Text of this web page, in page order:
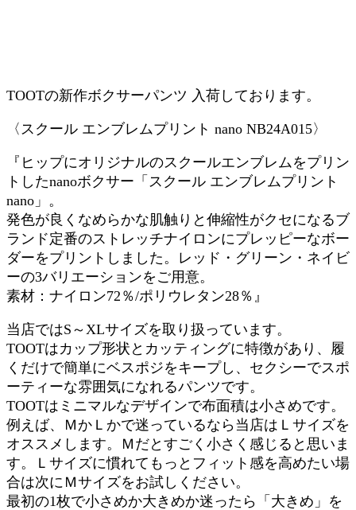
TOOTの新作ボクサーパンツ 入荷しております。
〈スクール エンブレムプリント nano NB24A015〉
『ヒップにオリジナルのスクールエンブレムをプリン
トしたnanoボクサー「スクール エンブレムプリント
nano」。
発色が良くなめらかな肌触りと伸縮性がクセになるブ
ランド定番のストレッチナイロンにプレッピーなボー
ダーをプリントしました。レッド・グリーン・ネイビ
ーの3バリエーションをご用意。
素材：ナイロン72％/ポリウレタン28％』
当店ではS～XLサイズを取り扱っています。
TOOTはカップ形状とカッティングに特徴があり、履
くだけで簡単にベスポジをキープし、セクシーでスポ
ーティーな雰囲気になれるパンツです。
TOOTはミニマルなデザインで布面積は小さめです。
例えば、ＭかＬかで迷っているなら当店はＬサイズを
オススメします。Ｍだとすごく小さく感じると思いま
す。Ｌサイズに慣れてもっとフィット感を高めたい場
合は次にＭサイズをお試しください。
最初の1枚で小さめか大きめか迷ったら「大きめ」を